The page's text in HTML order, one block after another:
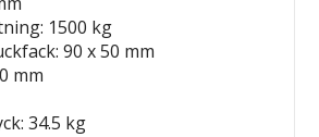
1500 kg
90 x 50 mm
mm
34.5 kg